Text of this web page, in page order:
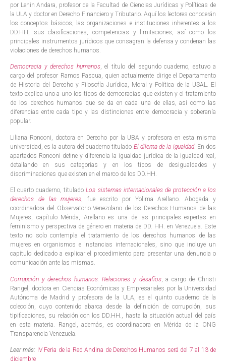
por Lenin Andara, profesor de la Facultad de Ciencias Jurídicas y Políticas de
la ULA y doctor en Derecho Financiero y Tributario. Aquí los lectores conocerán
los conceptos básicos, las organizaciones e instituciones inherentes a los
DD.HH, sus clasificaciones, competencias y limitaciones, así como los
principales instrumentos jurídicos que consagran la defensa y condenan las
violaciones de derechos humanos.
Democracia y derechos humanos, el título del segundo cuaderno, estuvo a
cargo del profesor Ramos Pascua, quien actualmente dirige el Departamento
de Historia del Derecho y Filosofía Jurídica, Moral y Política de la USAL. El
texto explica uno a uno los tipos de democracias que existen y el tratamiento
de los derechos humanos que se da en cada una de ellas, así como las
diferencias entre cada tipo y las distinciones entre democracia y soberanía
popular.
Liliana Ronconi, doctora en Derecho por la UBA y profesora en esta misma
universidad, es la autora del cuaderno titulado El dilema de la igualdad. En dos
apartados Ronconi define y diferencia la igualdad jurídica de la igualdad real,
detallando en sus categorías y en los tipos de desigualdades y
discriminaciones que existen en el marco de los DD.HH.
El cuarto cuaderno, tituladoLos sistemas internacionales de protección a los
derechos de las mujeres, fue escrito por Yolima Arellano. Abogada y
coordinadora del Observatorio Venezolano de los Derechos Humanos de las
Mujeres, capítulo Mérida, Arellano es una de las principales expertas en
feminismo y perspectiva de género en materia de DD. HH. en Venezuela. Este
texto no solo contempla el tratamiento de los derechos humanos de las
mujeres en organismos e instancias internacionales, sino que incluye un
capítulo dedicado a explicar el procedimiento para presentar una denuncia o
comunicación ante las mismas.
Corrupción y derechos humanos. Relaciones y desafíos, a cargo de Christi
Rangel, doctora en Ciencias Económicas y Empresariales por la Universidad
Autónoma de Madrid y profesora de la ULA, es el quinto cuaderno de la
colección, cuyo contenido abarca desde la definición de corrupción, sus
tipificaciones, su relación con los DD.HH., hasta la situación actual del país
en esta materia. Rangel, además, es coordinadora en Mérida de la ONG
Transparencia Venezuela.
Leer más: IV Feria de la Red Andina de Derechos Humanos será del 7 al 13 de
diciembre